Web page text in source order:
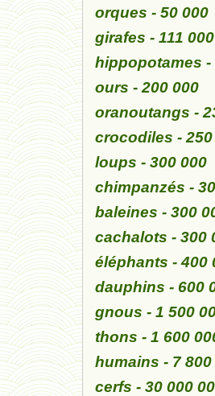
orques - 50 000
girafes - 111 000
hippopotames -
ours - 200 000
oranoutangs -
crocodiles - 250
loups - 300 000
chimpanzés -
baleines - 300
cachalots - 300
éléphants - 400
dauphins - 600
gnous - 1 500
thons - 1 600
humains - 7 800
cerfs - 30 000